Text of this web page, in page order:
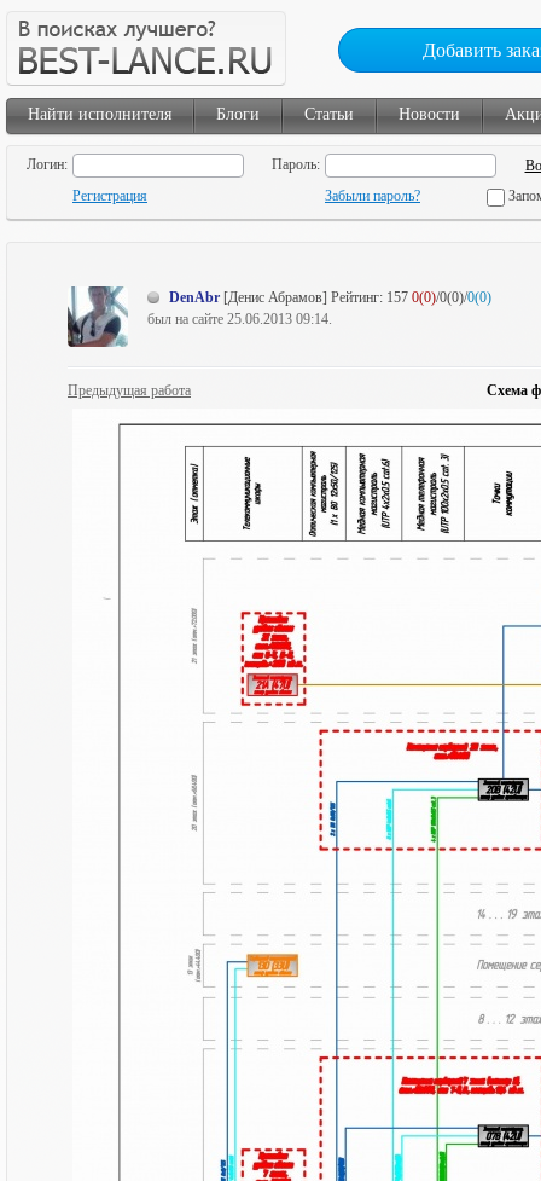
Добавить
Найти исполнителя Блоги Статьи Новости
Логин:
Пароль:
Регистрация
Забыли пароль?
DenAbr [Денис Абрамов] Рейтинг: 157 0(0)/0(0)/0(0)
был на сайте 25.06.2013 09:14.
Предыдущая работа Схема